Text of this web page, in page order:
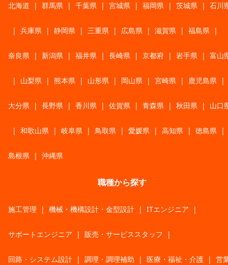
北海道 | 群馬県 | 千葉県 | 宮城県 | 福岡県 | 茨城県 | 石川
| 兵庫県 | 静岡県 | 三重県 | 広島県 | 滋賀県 | 福島県 |
奈良県 | 新潟県 | 福井県 | 長崎県 | 京都府 | 岩手県 | 富山
| 山梨県 | 熊本県 | 山形県 | 岡山県 | 宮崎県 | 鹿児島県 |
大分県 | 長野県 | 香川県 | 佐賀県 | 青森県 | 秋田県 | 山口
| 和歌山県 | 岐阜県 | 鳥取県 | 愛媛県 | 高知県 | 徳島県 |
島根県 | 沖縄県
職種から探す
施工管理 | 機械・機構設計・金型設計 | ITエンジニア |
サポートエンジニア | 販売・サービススタッフ |
回路・システム設計 | 調理・調理補助 | 医療・福祉・介護 | 営